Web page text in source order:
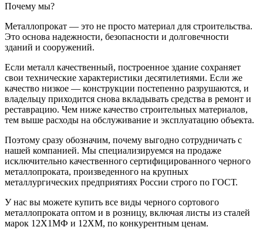
Почему мы?
Металлопрокат — это не просто материал для строительства.
Это основа надежности, безопасности и долговечности
зданий и сооружений.
Если металл качественный, построенное здание сохраняет
свои технические характеристики десятилетиями. Если же
качество низкое — конструкции постепенно разрушаются, и
владельцу приходится снова вкладывать средства в ремонт и
реставрацию. Чем ниже качество строительных материалов,
тем выше расходы на обслуживание и эксплуатацию объекта.
Поэтому сразу обозначим, почему выгодно сотрудничать с
нашей компанией. Мы специализируемся на продаже
исключительно качественного сертифицированного черного
металлопроката, произведенного на крупных
металлургических предприятиях России строго по ГОСТ.
У нас вы можете купить все виды черного сортового
металлопроката оптом и в розницу, включая листы из сталей
марок 12Х1МФ и 12ХМ, по конкурентным ценам.